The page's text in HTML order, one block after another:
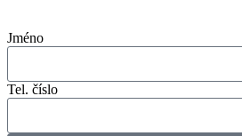
Jméno
Tel. číslo